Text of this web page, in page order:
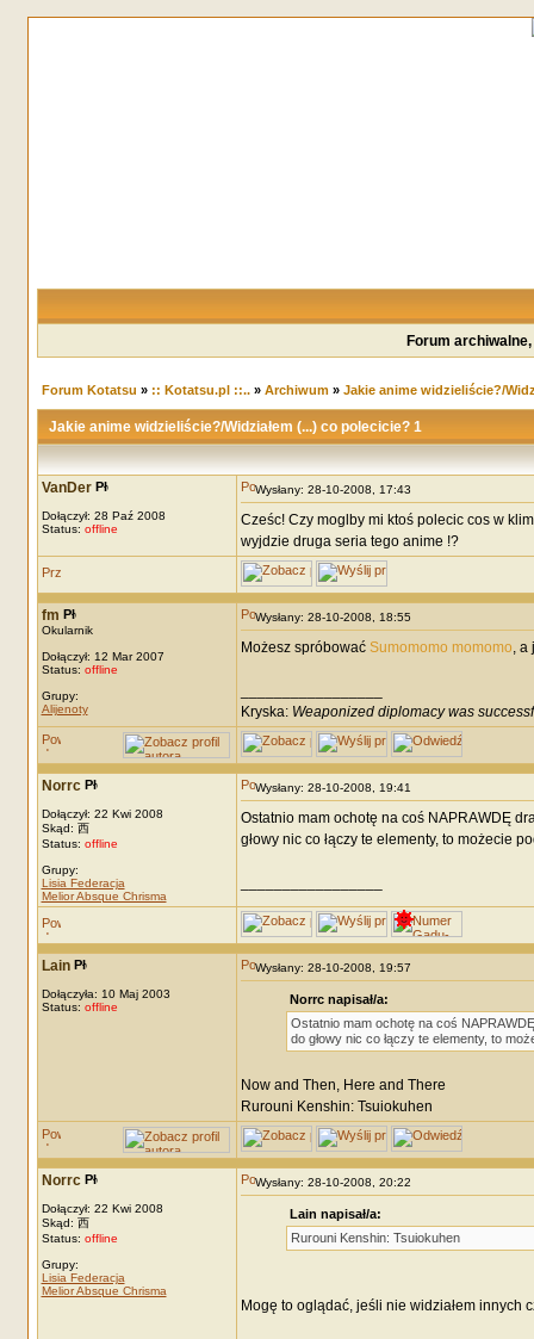
Forum
Forum Kotatsu » :: Kotatsu.pl ::..» Archiwum» Jakie anime widzieliście?/
Jakie anime widzieliście?/Widziałem (...) co polecicie? 1
VanDer
Dołączył: 28 Paź 2008
Status: offline
Wysłany: 28-10-2008, 17:43
Cześc! Czy moglby mi ktoś polecic cos w
wyjdzie druga seria tego anime !?
fm
Okularnik
Dołączył: 12 Mar 2007
Status: offline
Grupy:
Alijenoty
Wysłany: 28-10-2008, 18:55
Możesz spróbować Sumomomo momomo, a
Kryska: Weaponized diplomacy was
Norrc
Dołączył: 22 Kwi 2008
Skąd: 西
Status: offline
Grupy:
Lisia Federacja
Melior Absque Chrisma
Wysłany: 28-10-2008, 19:41
Ostatnio mam ochotę na coś NAPRAWDĘ
głowy nic co łączy te elementy, to możecie
Lain
Dołączyła: 10 Maj 2003
Status: offline
Wysłany: 28-10-2008, 19:57
Norrc napisał/a:
Ostatnio mam ochotę na coś
do głowy nic co łączy te elementy, to
Now and Then, Here and There
Rurouni Kenshin: Tsuiokuhen
Norrc
Dołączył: 22 Kwi 2008
Skąd: 西
Status: offline
Grupy:
Lisia Federacja
Melior Absque Chrisma
Wysłany: 28-10-2008, 20:22
Lain napisał/a:
Rurouni Kenshin: Tsuiokuhen
Mogę to oglądać, jeśli nie widziałem innych